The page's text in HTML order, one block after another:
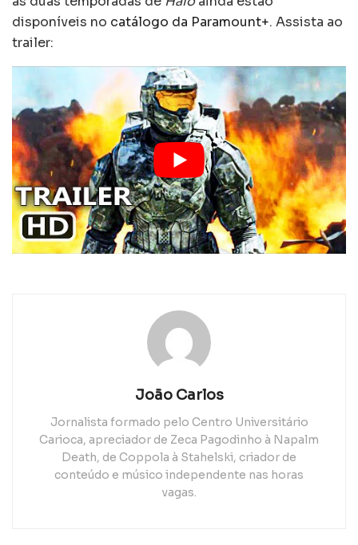
disponíveis no catálogo da Paramount+. Assista ao
trailer:
João Carlos
Jornalista formado pelo Centro Universitário
Carioca, apreciador de Zeca Pagodinho à Napalm
Death, de Coppola à Stahelski, criador de
conteúdo e músico independente nas horas
vagas.